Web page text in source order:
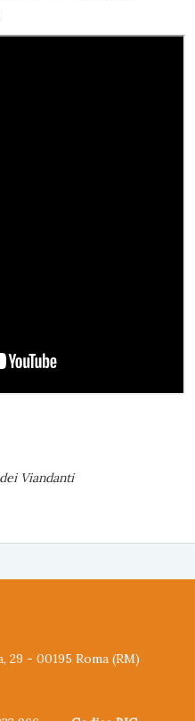
Viandanti
29 - 00195 Roma (RM)